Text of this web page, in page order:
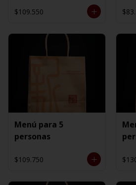
$109.550
Menú para 5
personas
$109.750